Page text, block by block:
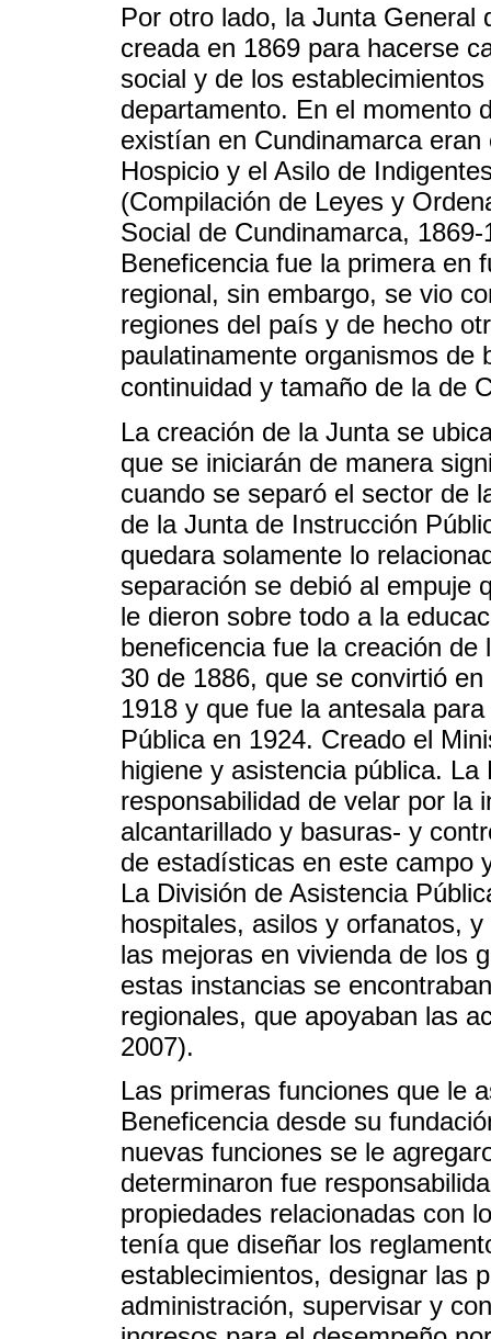
Por otro lado, la Junta General
creada en 1869 para hacerse
social y de los
departamento. En el momento
existían en Cundinamarca
Hospicio y el Asilo de
(Compilación de Leyes y
Social de Cundinamarca,
Beneficencia fue la primera en
regional, sin embargo, se vio
regiones del país y de hecho
paulatinamente organismos de
continuidad y tamaño de la de
La creación de la Junta se
que se iniciarán de manera
cuando se separó el sector de
de la Junta de Instrucción
quedara solamente lo
separación se debió al empuje
le dieron sobre todo a la
beneficencia fue la creación
30 de 1886, que se convirtió
1918 y que fue la antesala
Pública en 1924. Creado el
higiene y asistencia pública.
responsabilidad de velar por la
alcantarillado y basuras- y
de estadísticas en este campo
La División de Asistencia
hospitales, asilos y orfanatos,
las mejoras en vivienda de los
estas instancias se
regionales, que apoyaban las
2007).
Las primeras funciones que le
Beneficencia desde su
nuevas funciones se le
determinaron fue
propiedades relacionadas con
tenía que diseñar los
establecimientos, designar las
administración, supervisar y